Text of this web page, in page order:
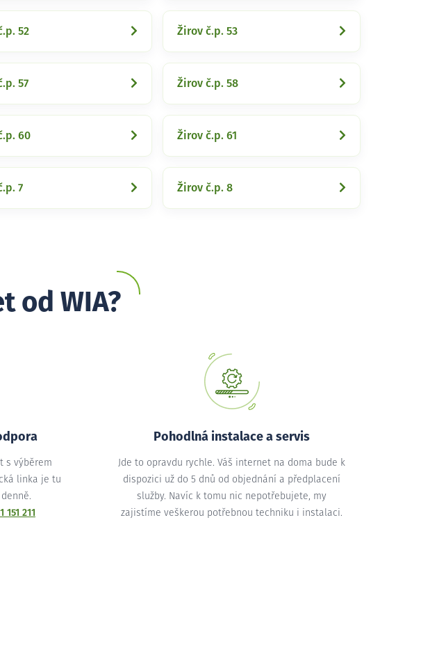
52 Žirov č.p. 53
57 Žirov č.p. 58
60 Žirov č.p. 61
7 Žirov č.p. 8
od WIA?
s výběrem
linka je tu
151 211
Pohodlná instalace a servis
Jde to opravdu rychle. Váš internet na doma bude k
dispozici už do 5 dnů od objednání a předplacení
služby. Navíc k tomu nic nepotřebujete, my
zajistíme veškerou potřebnou techniku i instalaci.